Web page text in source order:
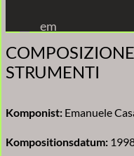
Inhalt
springen
em
STRUMENTI
Komponist: Emanuele
Kompositionsdatum: